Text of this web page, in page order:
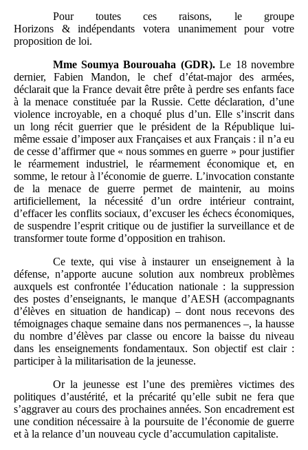
Pour toutes ces raisons, le groupe
Horizons & indépendants votera unanimement pour votre
proposition de loi.
Mme Soumya Bourouaha (GDR).Le 18 novembre
dernier, Fabien Mandon, le chef d’état-major des armées,
déclarait que la France devait être prête à perdre ses enfants face
à la menace constituée par la Russie. Cette déclaration, d’une
violence incroyable, en a choqué plus d’un. Elle s’inscrit dans
un long récit guerrier que le président de la République lui-
même essaie d’imposer aux Françaises et aux Français : il n’a eu
de cesse d’affirmer que « nous sommes en guerre » pour justifier
le réarmement industriel, le réarmement économique et, en
somme, le retour à l’économie de guerre. L’invocation constante
de la menace de guerre permet de maintenir, au moins
artificiellement, la nécessité d’un ordre intérieur contraint,
d’effacer les conflits sociaux, d’excuser les échecs économiques,
de suspendre l’esprit critique ou de justifier la surveillance et de
transformer toute forme d’opposition en trahison.
Ce texte, qui vise à instaurer un enseignement à la
défense, n’apporte aucune solution aux nombreux problèmes
auxquels est confrontée l’éducation nationale : la suppression
des postes d’enseignants, le manque d’AESH (accompagnants
d’élèves en situation de handicap) – dont nous recevons des
témoignages chaque semaine dans nos permanences –, la hausse
du nombre d’élèves par classe ou encore la baisse du niveau
dans les enseignements fondamentaux. Son objectif est clair :
participer à la militarisation de la jeunesse.
Or la jeunesse est l’une des premières victimes des
politiques d’austérité, et la précarité qu’elle subit ne fera que
s’aggraver au cours des prochaines années. Son encadrement est
une condition nécessaire à la poursuite de l’économie de guerre
et à la relance d’un nouveau cycle d’accumulation capitaliste.